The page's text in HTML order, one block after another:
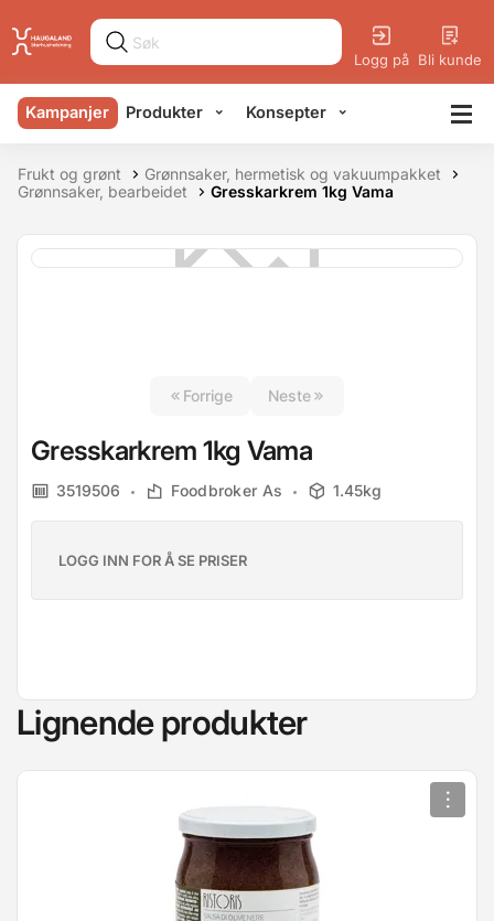
Logg på Bli kunde
Kampanjer Produkter Konsepter
Frukt og grønt
Grønnsaker, hermetisk og vakuumpakket
Grønnsaker, bearbeidet
Gresskarkrem 1kg Vama
Forrige Neste
Gresskarkrem 1kg Vama
3519506 Foodbroker As 1.45kg
LOGG INN FOR Å SE PRISER
Lignende produkter